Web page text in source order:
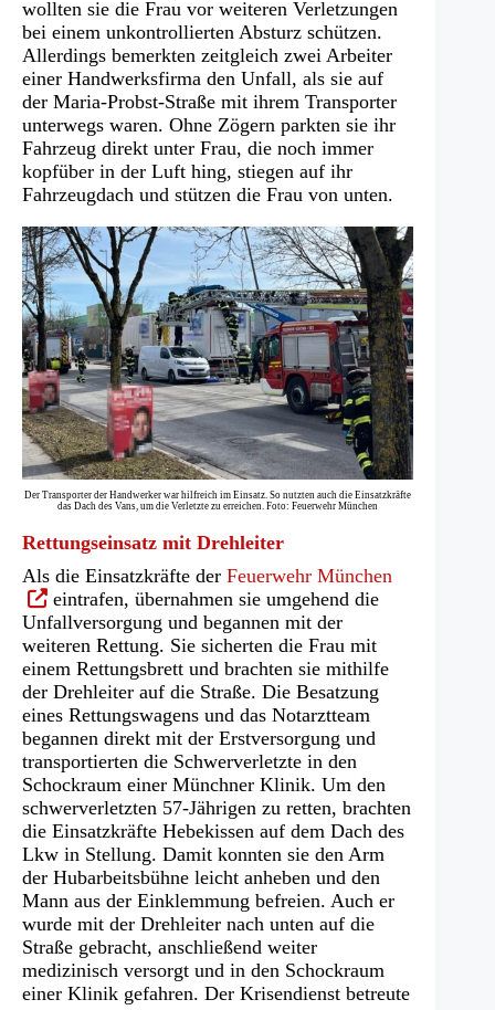
wollten sie die Frau vor weiteren Verletzungen
bei einem unkontrollierten Absturz schützen.
Allerdings bemerkten zeitgleich zwei Arbeiter
einer Handwerksfirma den Unfall, als sie auf
der Maria-Probst-Straße mit ihrem Transporter
unterwegs waren. Ohne Zögern parkten sie ihr
Fahrzeug direkt unter Frau, die noch immer
kopfüber in der Luft hing, stiegen auf ihr
Fahrzeugdach und stützen die Frau von unten.
Der Transporter der Handwerker war hilfreich im Einsatz. So nutzten auch die Einsatzkräfte
das Dach des Vans, um die Verletzte zu erreichen. Foto: Feuerwehr München
Rettungseinsatz mit Drehleiter
Als die Einsatzkräfte der Feuerwehr München
eintrafen, übernahmen sie umgehend die
Unfallversorgung und begannen mit der
weiteren Rettung. Sie sicherten die Frau mit
einem Rettungsbrett und brachten sie mithilfe
der Drehleiter auf die Straße. Die Besatzung
eines Rettungswagens und das Notarztteam
begannen direkt mit der Erstversorgung und
transportierten die Schwerverletzte in den
Schockraum einer Münchner Klinik. Um den
schwerverletzten 57-Jährigen zu retten, brachten
die Einsatzkräfte Hebekissen auf dem Dach des
Lkw in Stellung. Damit konnten sie den Arm
der Hubarbeitsbühne leicht anheben und den
Mann aus der Einklemmung befreien. Auch er
wurde mit der Drehleiter nach unten auf die
Straße gebracht, anschließend weiter
medizinisch versorgt und in den Schockraum
einer Klinik gefahren. Der Krisendienst betreute